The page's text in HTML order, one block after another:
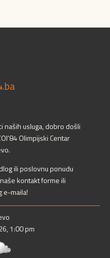
naših usluga, dobro došli
Olimpijski Centar
ili poslovnu ponudu
kontakt forme ili
e-maila!
1:00 pm